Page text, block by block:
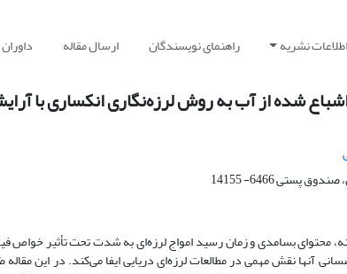
اطلاعات نشریه راهنمای نویسندگان ارسال مقاله داوران
شده از آب به روش لرزه‌نگاری انکساری با
6466- 14155
محتوای بسامدی و زمان رسید امواج لرزه‌ای به شدت تحت تأثیر
آنها نقش مهمی در مطالعات لرزه‌ای دریایی ایفا می‌کند. در این